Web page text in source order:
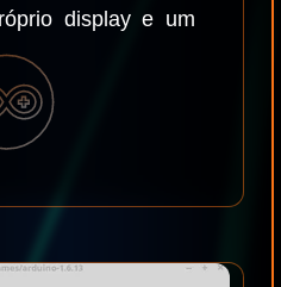
display e um